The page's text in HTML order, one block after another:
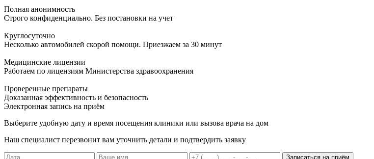
Полная анонимность
Строго конфиденциально. Без постановки на учет
Круглосуточно
Несколько автомобилей скорой помощи. Приезжаем за 30 минут
Медицинские лицензии
Работаем по лицензиям Министерства здравоохранения
Проверенные препараты
Доказанная эффективность и безопасность
Электронная запись на приём
Выберите удобную дату и время посещения клиники или вызова врача на дом
Наш специалист перезвонит вам уточнить детали и подтвердить заявку
Записаться на приём